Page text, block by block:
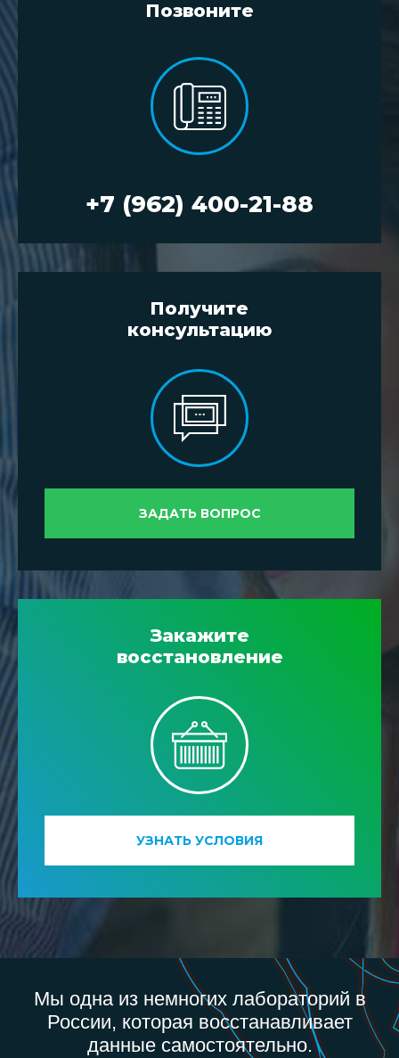
Позвоните
+7 (962) 400-21-88
Получите
консультацию
ЗАДАТЬ ВОПРОС
Закажите
восстановление
УЗНАТЬ УСЛОВИЯ
Мы одна из немногих лабораторий в
России, которая восстанавливает
данные самостоятельно.